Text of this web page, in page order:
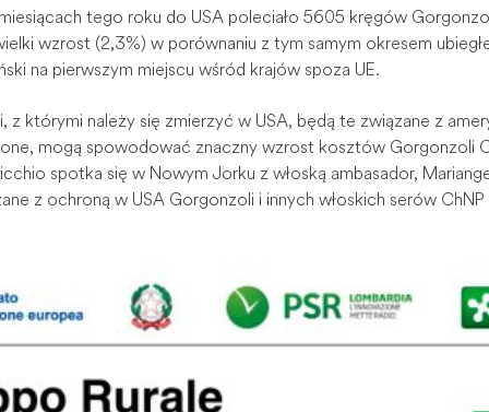
tego roku do USA poleciało 5605 kręgów
wzrost (2,3%) w porównaniu z tym samym okresem
na pierwszym miejscu wśród krajów spoza UE.
z którymi należy się zmierzyć w USA, będą te związane z
mogą spowodować znaczny wzrost kosztów Gorgonzoli
spotka się w Nowym Jorku z włoską ambasador,
z ochroną w USA Gorgonzoli i innych włoskich serów ChNP